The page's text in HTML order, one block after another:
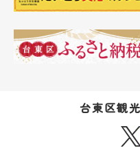
台東区観